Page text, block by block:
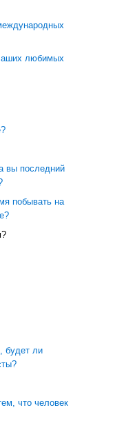
любимых
вы последний
побывать на
будет ли
что человек